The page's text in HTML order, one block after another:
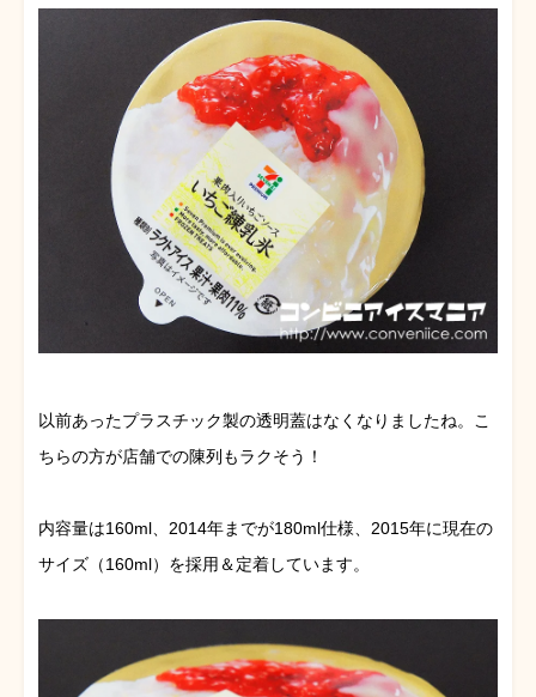
以前あったプラスチック製の透明蓋はなくなりましたね。こ
ちらの方が店舗での陳列もラクそう！
内容量は160ml、2014年までが180ml仕様、2015年に現在の
サイズ（160ml）を採用＆定着しています。